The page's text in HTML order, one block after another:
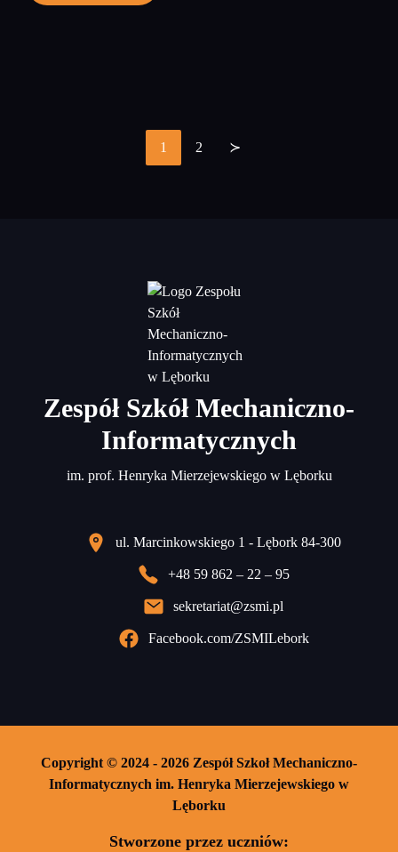
Stronicowanie
1 2 ≻
Zespół Szkół Mechaniczno-
Informatycznych
im. prof. Henryka Mierzejewskiego w Lęborku
ul. Marcinkowskiego 1 - Lębork 84-300
+48 59 862 – 22 – 95
sekretariat@zsmi.pl
Facebook.com/ZSMILebork
Copyright © 2024 - 2026 Zespół Szkoł Mechaniczno-
Informatycznych im. Henryka Mierzejewskiego w
Lęborku
Stworzone przez uczniów: